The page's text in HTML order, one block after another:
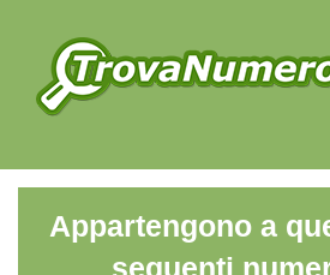
Appartengono a
seguenti